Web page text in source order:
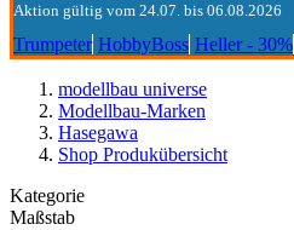
Aktion gültig vom 24.07. bis 06.08.2026
Trumpeter HobbyBoss Heller - 30%
modellbau universe
Modellbau-Marken
Hasegawa
Shop Produkübersicht
Kategorie
Maßstab